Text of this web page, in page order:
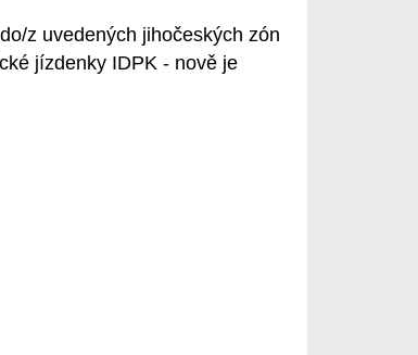
z uvedených jihočeských zón
jízdenky IDPK - nově je